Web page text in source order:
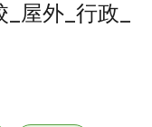
屋外_行政_